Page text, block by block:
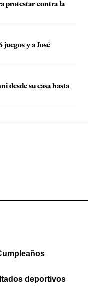
protestar contra la
juegos y a José
desde su casa hasta
deportivos